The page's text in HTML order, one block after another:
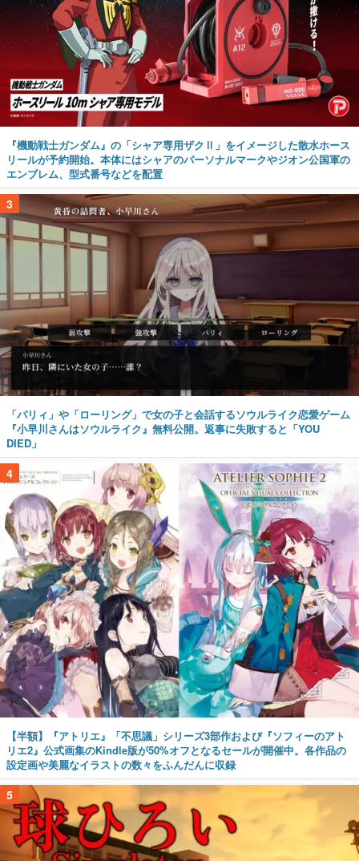
『機動戦士ガンダム』の「シャア専用ザクⅡ」をイメージした散水ホース
リールが予約開始。本体にはシャアのパーソナルマークやジオン公国軍の
エンブレム、型式番号などを配置
3
「パリィ」や「ローリング」で女の子と会話するソウルライク恋愛ゲーム
『小早川さんはソウルライク』無料公開。返事に失敗すると「YOU
DIED」
4
【半額】『アトリエ』「不思議」シリーズ3部作および『ソフィーのアト
リエ2』公式画集のKindle版が50%オフとなるセールが開催中。各作品の
設定画や美麗なイラストの数々をふんだんに収録
5